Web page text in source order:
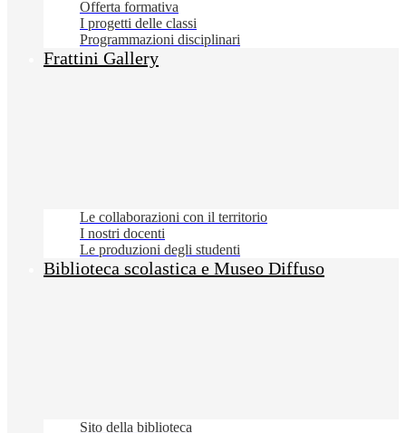
Offerta formativa
I progetti delle classi
Programmazioni disciplinari
Frattini Gallery
Le collaborazioni con il territorio
I nostri docenti
Le produzioni degli studenti
Biblioteca scolastica e Museo Diffuso
Sito della biblioteca